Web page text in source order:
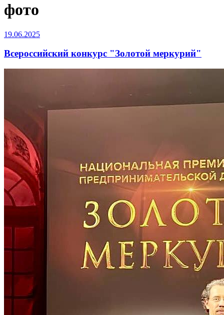
фото
19.06.2025
Всероссийский конкурс "Золотой меркурий"